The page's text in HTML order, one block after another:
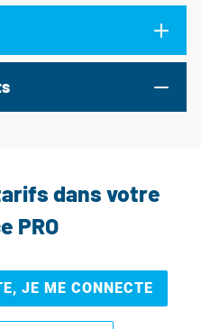
dans votre
PRO
JE ME CONNECTE